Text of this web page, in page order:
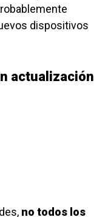
dispositivos
actualización
no todos los